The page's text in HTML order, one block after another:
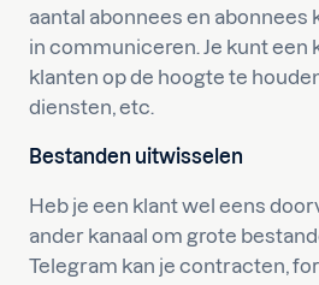
aantal abonnees en abonnees
in communiceren. Je kunt een
klanten op de hoogte te
diensten, etc.
Bestanden uitwisselen
Heb je een klant wel eens
ander kanaal om grote
Telegram kan je contracten,